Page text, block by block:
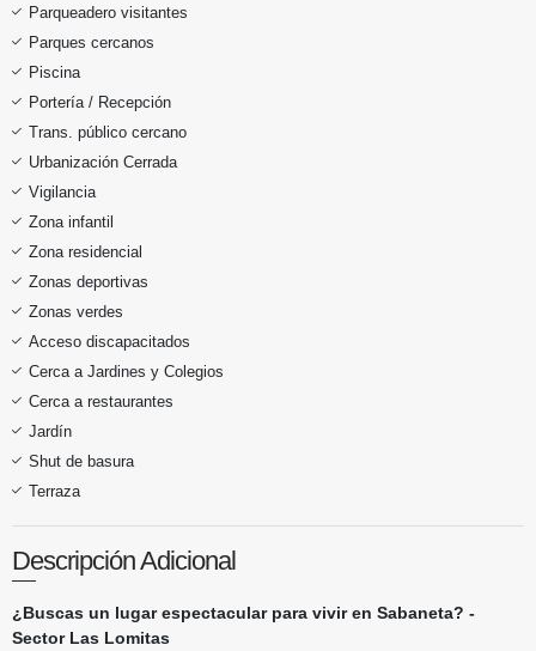
Parqueadero visitantes
Parques cercanos
Piscina
Portería / Recepción
Trans. público cercano
Urbanización Cerrada
Vigilancia
Zona infantil
Zona residencial
Zonas deportivas
Zonas verdes
Acceso discapacitados
Cerca a Jardines y Colegios
Cerca a restaurantes
Jardín
Shut de basura
Terraza
Descripción Adicional
¿Buscas un lugar espectacular para vivir en Sabaneta? -
Sector Las Lomitas